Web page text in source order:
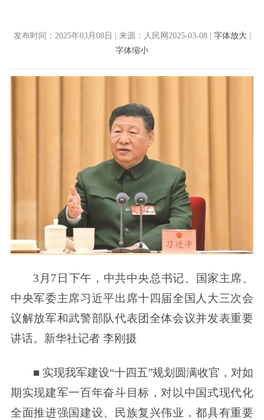
发布时间：2025年03月08日 | 来源：人民网2025-03-08 | 字体放大|
字体缩小
3月7日下午，中共中央总书记、国家主席、
中央军委主席习近平出席十四届全国人大三次会
议解放军和武警部队代表团全体会议并发表重要
讲话。新华社记者 李刚摄
■ 实现我军建设“十四五”规划圆满收官，对如
期实现建军一百年奋斗目标，对以中国式现代化
全面推进强国建设、民族复兴伟业，都具有重要